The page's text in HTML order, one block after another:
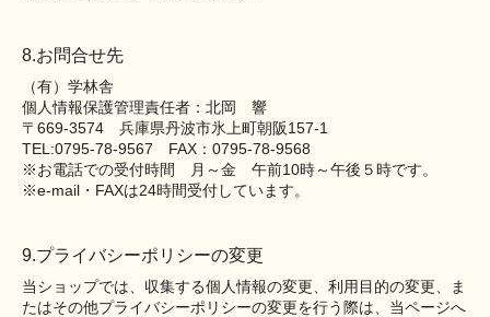
8.お問合せ先
（有）学林舎
個人情報保護管理責任者：北岡 響
〒669-3574 兵庫県丹波市氷上町朝阪157-1
TEL:0795-78-9567 FAX：0795-78-9568
※お電話での受付時間 月～金 午前10時～午後５時です。
※e-mail・FAXは24時間受付しています。
9.プライバシーポリシーの変更
当ショップでは、収集する個人情報の変更、利用目的の変更、ま
たはその他プライバシーポリシーの変更を行う際は、当ページへ